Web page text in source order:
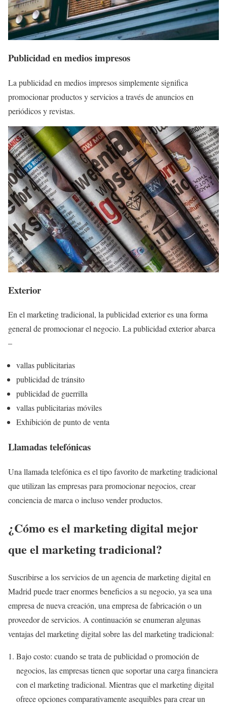
Publicidad en medios impresos
La publicidad en medios impresos simplemente significa
promocionar productos y servicios a través de anuncios en
periódicos y revistas.
Exterior
En el marketing tradicional, la publicidad exterior es una forma
general de promocionar el negocio. La publicidad exterior abarca
–
vallas publicitarias
publicidad de tránsito
publicidad de guerrilla
vallas publicitarias móviles
Exhibición de punto de venta
Llamadas telefónicas
Una llamada telefónica es el tipo favorito de marketing tradicional
que utilizan las empresas para promocionar negocios, crear
conciencia de marca o incluso vender productos.
¿Cómo es el marketing digital mejor
que el marketing tradicional?
Suscribirse a los servicios de un agencia de marketing digital en
Madrid puede traer enormes beneficios a su negocio, ya sea una
empresa de nueva creación, una empresa de fabricación o un
proveedor de servicios. A continuación se enumeran algunas
ventajas del marketing digital sobre las del marketing tradicional:
Bajo costo: cuando se trata de publicidad o promoción de
negocios, las empresas tienen que soportar una carga financiera
con el marketing tradicional. Mientras que el marketing digital
ofrece opciones comparativamente asequibles para crear un